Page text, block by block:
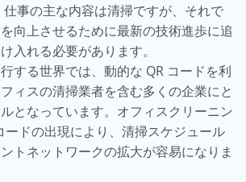
事の主な内容は清掃ですが、それで
向上させるために最新の技術進歩に追
入れる必要があります。
する世界では、動的な QR コードを利
ィスの清掃業者を含む多くの企業にと
となっています。オフィスクリーニン
ードの出現により、清掃スケジュール
トネットワークの拡大が容易になりま